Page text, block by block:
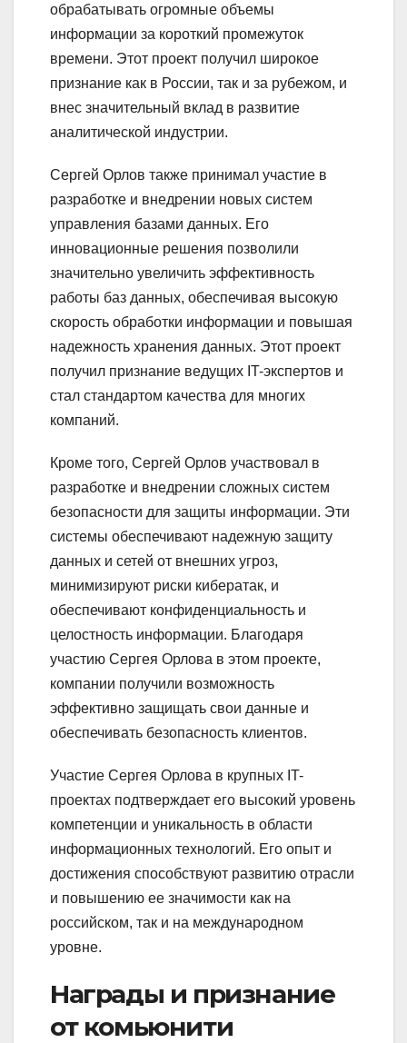
обрабатывать огромные объемы
информации за короткий промежуток
времени. Этот проект получил широкое
признание как в России, так и за рубежом, и
внес значительный вклад в развитие
аналитической индустрии.
Сергей Орлов также принимал участие в
разработке и внедрении новых систем
управления базами данных. Его
инновационные решения позволили
значительно увеличить эффективность
работы баз данных, обеспечивая высокую
скорость обработки информации и повышая
надежность хранения данных. Этот проект
получил признание ведущих IT-экспертов и
стал стандартом качества для многих
компаний.
Кроме того, Сергей Орлов участвовал в
разработке и внедрении сложных систем
безопасности для защиты информации. Эти
системы обеспечивают надежную защиту
данных и сетей от внешних угроз,
минимизируют риски кибератак, и
обеспечивают конфиденциальность и
целостность информации. Благодаря
участию Сергея Орлова в этом проекте,
компании получили возможность
эффективно защищать свои данные и
обеспечивать безопасность клиентов.
Участие Сергея Орлова в крупных IT-
проектах подтверждает его высокий уровень
компетенции и уникальность в области
информационных технологий. Его опыт и
достижения способствуют развитию отрасли
и повышению ее значимости как на
российском, так и на международном
уровне.
Награды и признание
от комьюнити